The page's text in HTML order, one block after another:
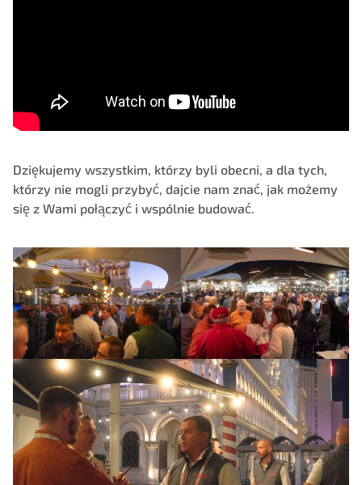
Dziękujemy wszystkim, którzy byli obecni, a dla tych,
którzy nie mogli przybyć, dajcie nam znać, jak możemy
się z Wami połączyć i wspólnie budować.